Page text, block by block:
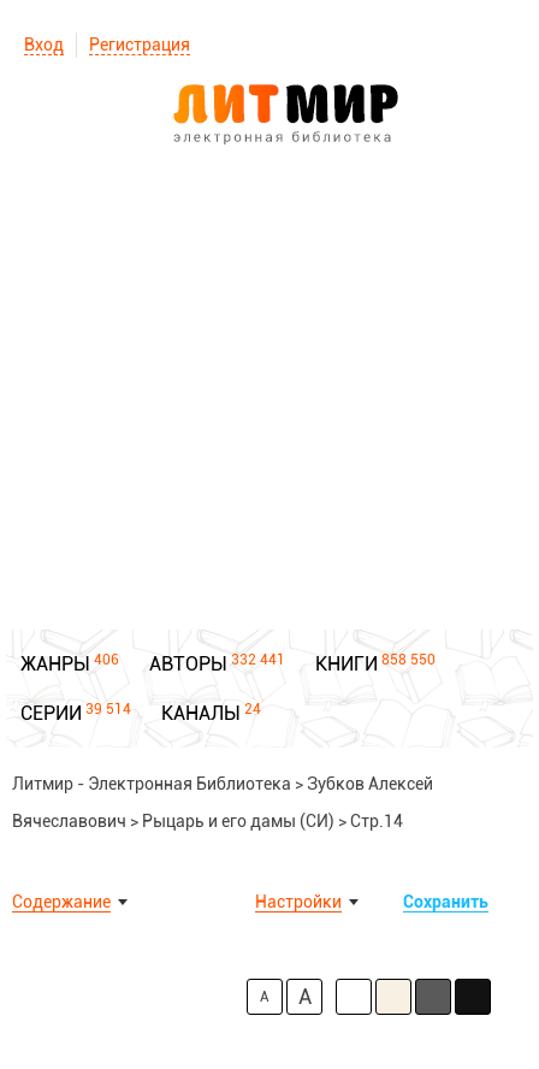
Вход Регистрация
ЖАНРЫ 406 АВТОРЫ 332 441 КНИГИ 858 550
СЕРИИ 39 514 КАНАЛЫ 24
Литмир - Электронная Библиотека > Зубков Алексей
Вячеславович > Рыцарь и его дамы (СИ) >Стр.14
Содержание Сохранить
Настройки
A A